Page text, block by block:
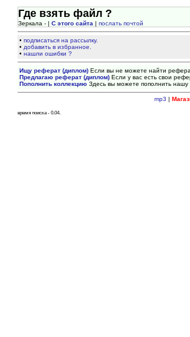
Где взять файл ?
Зеркала - |С этого сайта |послать почтой
•подписаться на рассылку.
• добавить в избранное.
•нашли ошибки ?
Ищу реферат (диплом) Если вы не можете найти
Предлагаю реферат (диплом) Если у вас есть свои
Пополнить коллекцию Здесь вы можете пополнить
mp3 |
время поиска - 0.04.